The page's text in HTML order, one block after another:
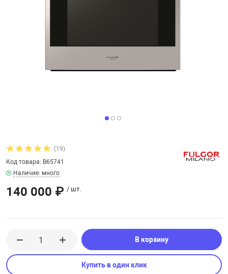
(19)
Код товара: B65741
Наличие: много
140 000 ₽ / шт.
В корзину
Купить в один клик